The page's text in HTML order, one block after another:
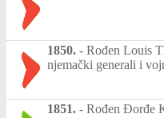
1850. - Rođen Louis
njemački generali i
1851. - Rođen Đorđe